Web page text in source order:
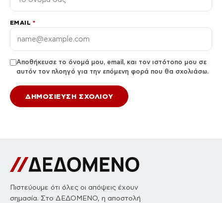
EMAIL *
Αποθήκευσε το όνομά μου, email, και τον ιστότοπο μου σε
αυτόν τον πλοηγό για την επόμενη φορά που θα σχολιάσω.
Πιστεύουμε ότι όλες οι απόψεις έχουν
σημασία. Στο ΔΕΔΟΜΕΝΟ, η αποστολή